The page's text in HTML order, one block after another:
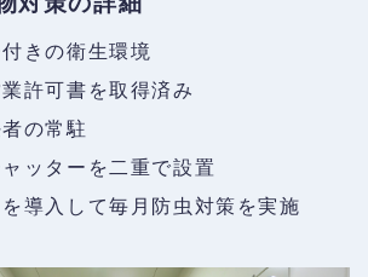
きの衛生環境
許可書を取得済み
の常駐
ッターを二重で設置
導入して毎月防虫対策を実施